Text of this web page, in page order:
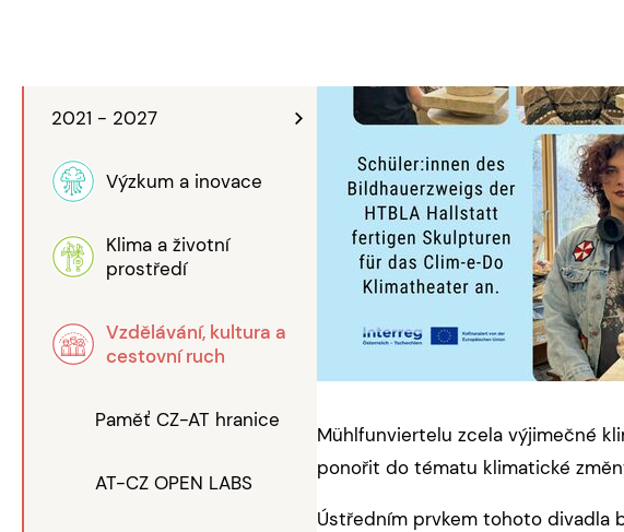
2021 - 2027
Výzkum a inovace
Klima a životní
prostředí
Vzdělávání, kultura a
cestovní ruch
Paměť CZ-AT hranice
AT-CZ OPEN LABS
Mühlfunviertelu zcela výjimečné
ponořit do tématu klimatické
Ústředním prvkem tohoto divadla